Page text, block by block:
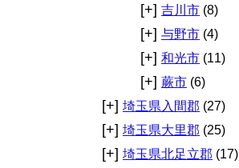
[+] 吉川市 (8)
[+] 与野市 (4)
[+] 和光市 (11)
[+] 蕨市 (6)
[+] 埼玉県入間郡 (27)
[+] 埼玉県大里郡 (25)
[+] 埼玉県北足立郡 (17)